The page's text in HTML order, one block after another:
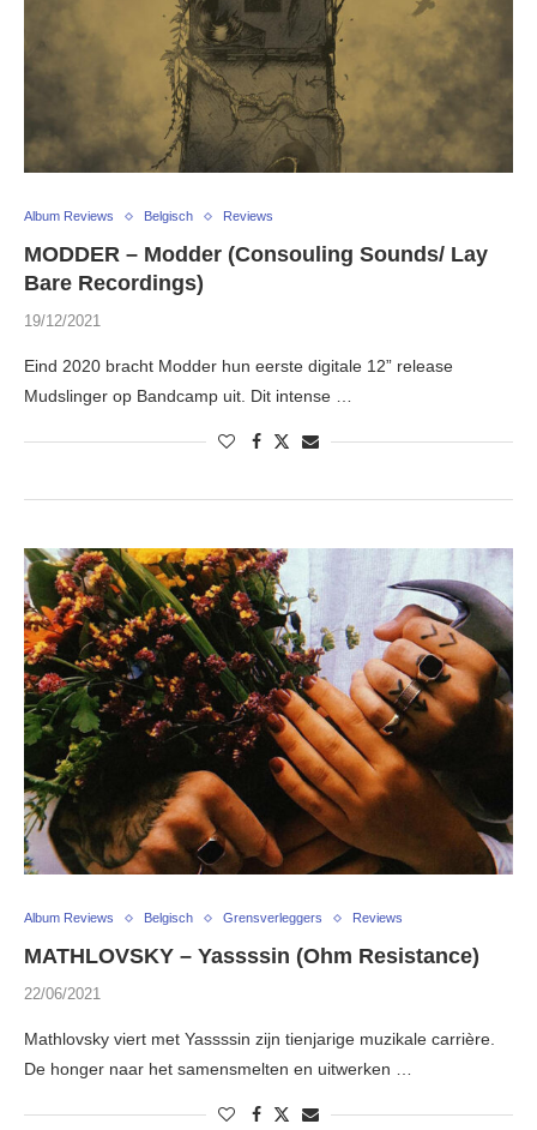
Album Reviews Belgisch Reviews
MODDER – Modder (Consouling Sounds/ Lay
Bare Recordings)
19/12/2021
Eind 2020 bracht Modder hun eerste digitale 12” release
Mudslinger op Bandcamp uit. Dit intense …
Album Reviews Belgisch Grensverleggers Reviews
MATHLOVSKY – Yassssin (Ohm Resistance)
22/06/2021
Mathlovsky viert met Yassssin zijn tienjarige muzikale carrière.
De honger naar het samensmelten en uitwerken …